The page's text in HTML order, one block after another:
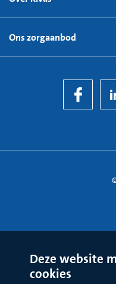
Ons zorgaanbod
Deze website
cookies